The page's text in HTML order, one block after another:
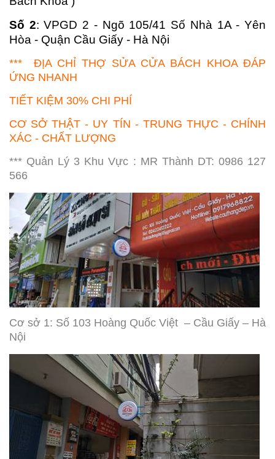
Số 2: VPGD 2 - Ngõ 105/41 Số Nhà 1A - Yên
Hòa - Quận Cầu Giấy - Hà Nội
*** ĐỊA CHỈ THỢ SỬA CỬA BÁCH KHOA ĐÁP
ỨNG NHANH
TIẾT KIỆM 30% CHI PHÍ
CƠ SỞ THẬT - UY TÍN - TRUNG THỰC - CHÍNH
XÁC - CHẤT LƯỢNG
*** Quản Lý 3 Khu Vực : MR Thành DT: 0986 127
566
Cơ sở 1: Số 103 Hoàng Quốc Việt – Cầu Giấy – Hà
Nội